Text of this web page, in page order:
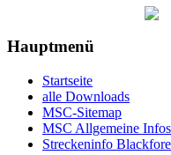
Hauptmenü
Startseite
alle Downloads
MSC-Sitemap
MSC Allgemeine Infos
Streckeninfo